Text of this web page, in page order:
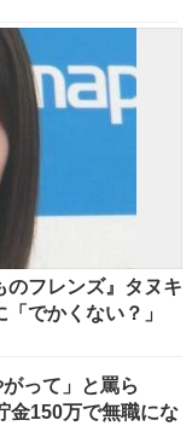
のフレンズ』タヌキ
でかくない？」
って」と罵ら
150万で無職にな